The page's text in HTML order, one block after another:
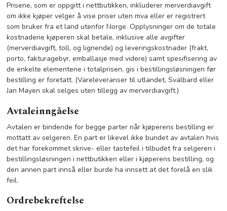
Prisene, som er oppgitt i nettbutikken, inkluderer merverdiavgift
om ikke kjøper velger å vise priser uten mva eller er registrert
som bruker fra et land utenfor Norge. Opplysninger om de totale
kostnadene kjøperen skal betale, inklusive alle avgifter
(merverdiavgift, toll, og lignende) og leveringskostnader (frakt,
porto, fakturagebyr, emballasje med videre) samt spesifisering av
de enkelte elementene i totalprisen, gis i bestillingsløsningen før
bestilling er foretatt. (Vareleveranser til utlandet, Svalbard eller
Jan Mayen skal selges uten tillegg av merverdiavgift.)
Avtaleinngåelse
Avtalen er bindende for begge parter når kjøperens bestilling er
mottatt av selgeren. En part er likevel ikke bundet av avtalen hvis
det har forekommet skrive- eller tastefeil i tilbudet fra selgeren i
bestillingsløsningen i nettbutikken eller i kjøperens bestilling, og
den annen part innså eller burde ha innsett at det forelå en slik
feil.
Ordrebekreftelse